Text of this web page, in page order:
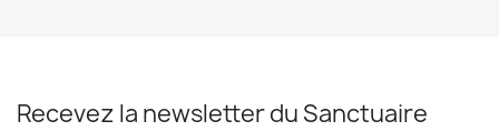
Recevez la newsletter du Sanctuaire